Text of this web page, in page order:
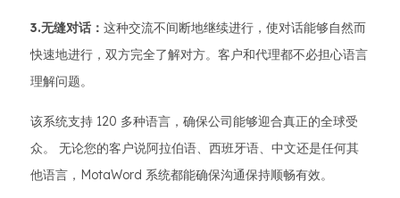
3.无缝对话： 这种交流不间断地继续进行，使对话能够自然而
快速地进行，双方完全了解对方。客户和代理都不必担心语言
理解问题。
该系统支持 120 多种语言，确保公司能够迎合真正的全球受
众。 无论您的客户说阿拉伯语、西班牙语、中文还是任何其
他语言，MotaWord 系统都能确保沟通保持顺畅有效。